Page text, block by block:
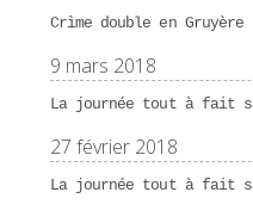
Crìme double en Gruyère
9 mars 2018
La journée tout à fait
27 février 2018
La journée tout à fait